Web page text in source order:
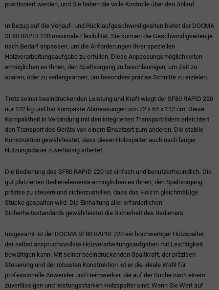
positioniert werden, und Sie haben die volle Kontrolle über den Ablauf.
In Bezug auf die Vorlauf- und Rücklaufgeschwindigkeiten bietet der DOCMA
SF80 RAPID 220 maximale Flexibilität. Sie können die Geschwindigkeiten je
nach Bedarf anpassen, um die Anforderungen Ihrer speziellen
Holzverarbeitungsaufgabe zu erfüllen. Diese Anpassungsmöglichkeiten
ermöglichen es Ihnen, den Spaltvorgang zu beschleunigen, um Zeit zu
sparen, oder zu verlangsamen, um besonders präzise Schnitte zu erzielen.
Trotz seiner beeindruckenden Leistung und Kraft wiegt der SF80 RAPID 220
nur 122 kg und hat kompakte Abmessungen von 72 x 64 x 112 cm. Diese
Kompaktheit in Verbindung mit den integrierten Transporträdern erleichtert
den Transport des Geräts von einem Einsatzort zum anderen. Die stabile
Konstruktion gewährleistet, dass dieser Holzspalter auch nach langer
Nutzungsdauer zuverlässig arbeitet.
Die Bedienung des SF80 RAPID 220 ist einfach und benutzerfreundlich. Die
gut platzierten Bedienelemente ermöglichen es Ihnen, den Spaltvorgang
präzise zu steuern und sicherzustellen, dass das Holz in gleichmäßige
Stücke gespalten wird. Die Einhaltung aller erforderlichen
Sicherheitsstandards gewährleistet die Sicherheit des Bedieners.
Insgesamt ist der DOCMA SF80 RAPID 220 ein hochwertiger Holzspalter,
der selbst anspruchsvollste Holzverarbeitungsaufgaben mit Leichtigkeit
bewältigen kann. Mit seiner beeindruckenden Spaltkraft, der präzisen
Steuerung und der robusten Konstruktion ist er die ideale Wahl für
professionelle Anwender und Heimwerker, die auf der Suche nach einem
zuverlässigen und leistungsstarken Holzspalter sind. Wenn Sie Wert auf